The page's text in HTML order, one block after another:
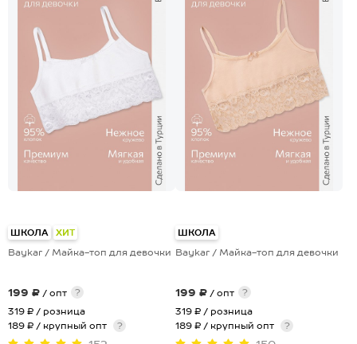
ШКОЛА ХИТ
Baykar / Майка-топ для девочки
199 ₽ / опт
?
319 ₽ / розница
189 ₽ / крупный опт
?
ШКОЛА
Baykar / Майка-топ для девочки
199 ₽ / опт
?
319 ₽ / розница
189 ₽ / крупный опт
?